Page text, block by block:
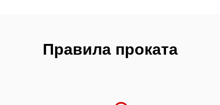
Правила проката